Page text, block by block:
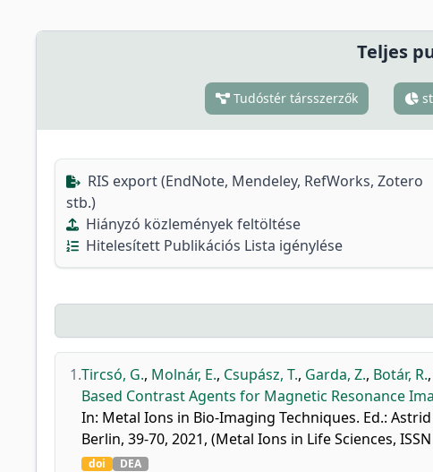
Teljes
Tudóstér társszerzők
RIS export (EndNote, Mendeley, RefWorks, Zotero
stb.)
Hiányzó közlemények feltöltése
Hitelesített Publikációs Lista igénylése
1.Tircsó, G., Molnár, E., Csupász, T., Garda, Z., Botár, R.,
Based Contrast Agents for Magnetic Resonance
In: Metal Ions in Bio-Imaging Techniques. Ed.:
Berlin, 39-70, 2021, (Metal Ions in Life Sciences,
doi DEA